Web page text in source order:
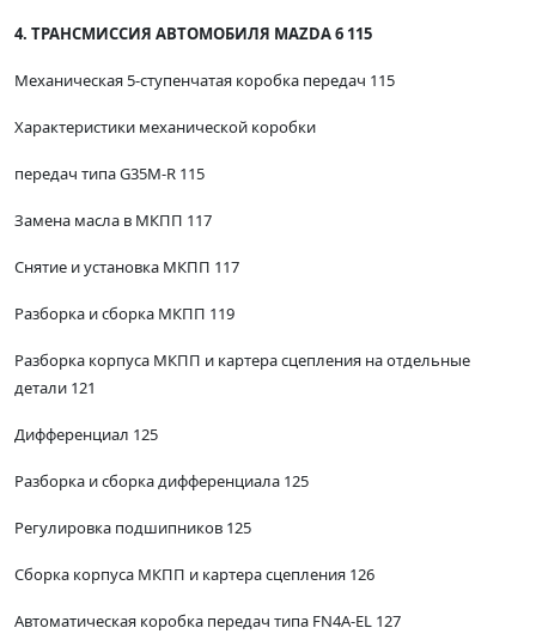
4. ТРАНСМИССИЯ АВТОМОБИЛЯ MAZDA 6 115
Механическая 5-ступенчатая коробка передач 115
Характеристики механической коробки
передач типа G35M-R 115
Замена масла в МКПП 117
Снятие и установка МКПП 117
Разборка и сборка МКПП 119
Разборка корпуса МКПП и картера сцепления на отдельные
детали 121
Дифференциал 125
Разборка и сборка дифференциала 125
Регулировка подшипников 125
Сборка корпуса МКПП и картера сцепления 126
Автоматическая коробка передач типа FN4A-EL 127